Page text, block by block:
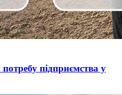
підприємства у